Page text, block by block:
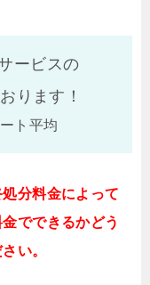
ービスの
ります！
ト平均
分料金によって
でできるかどう
い。